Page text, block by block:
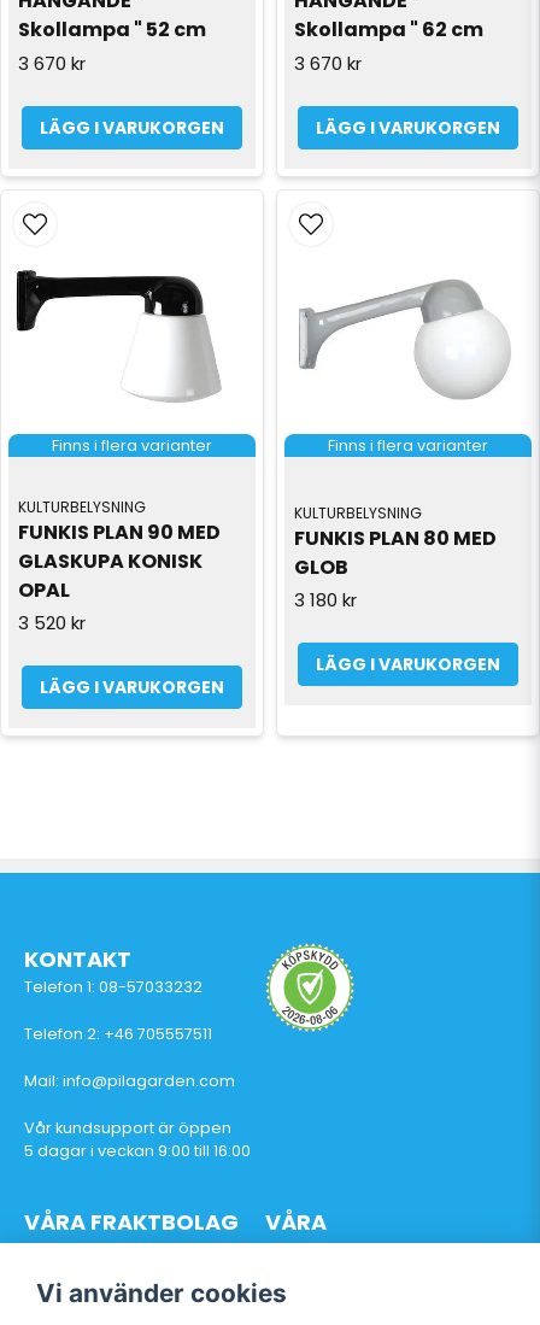
Skollampa " 52 cm
3 670 kr
LÄGG I VARUKORGEN
Skollampa " 62 cm
3 670 kr
LÄGG I VARUKORGEN
Finns i flera varianter
KULTURBELYSNING
FUNKIS PLAN 90 MED
GLASKUPA KONISK
OPAL
3 520 kr
LÄGG I VARUKORGEN
Finns i flera varianter
KULTURBELYSNING
FUNKIS PLAN 80 MED
GLOB
3 180 kr
LÄGG I VARUKORGEN
KONTAKT
Telefon 1: 08-57033232
Telefon 2: +46 705557511
Mail: info@pilagarden.com
Vår kundsupport är öppen
5 dagar i veckan 9:00 till 16:00
VÅRA FRAKTBOLAG
VÅRA
Vi använder cookies